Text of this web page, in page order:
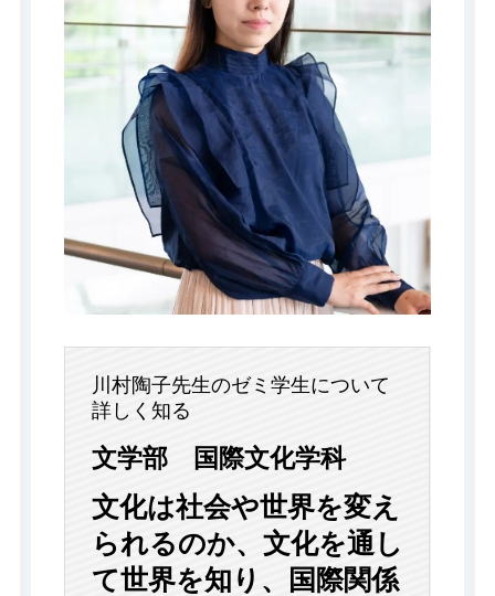
川村陶子先生のゼミ学生について
詳しく知る
文学部 国際文化学科
文化は社会や世界を変え
られるのか、 文化を通し
て世界を知り、国際関係